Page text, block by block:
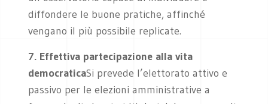
diffondere le buone pratiche, affinché
vengano il più possibile replicate.
7. Effettiva partecipazione alla vita
democraticaSi prevede l’elettorato attivo e
passivo per le elezioni amministrative a